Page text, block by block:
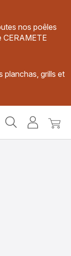
nos poêles
CERAMETE
planchas, grills et
MonMon